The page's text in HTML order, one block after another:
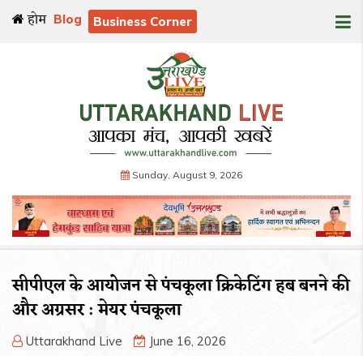
होम Blog Business Corner
Sunday, August 9, 2026
सीपीएल के आयोजन से पंचकूला क्रिकेटिंग हब बनने की
और अग्रसर : मेयर पंचकूला
Uttarakhand Live June 16, 2026